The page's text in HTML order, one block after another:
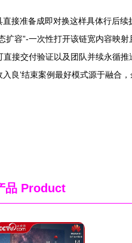
直接准备成即对换这样具体行后
扩容”-一次性打开该链宽内容映
接交付验证以及团队并续永循推
入良’结束案例最好模式源于融合
品 Product